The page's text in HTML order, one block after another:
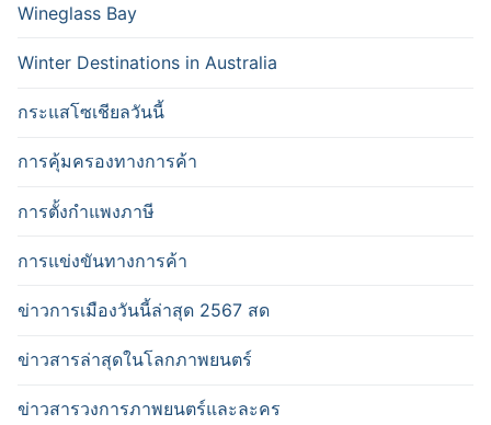
Wineglass Bay
Winter Destinations in Australia
กระแสโซเชียลวันนี้
การคุ้มครองทางการค้า
การตั้งกำแพงภาษี
การแข่งขันทางการค้า
ข่าวการเมืองวันนี้ล่าสุด 2567 สด
ข่าวสารล่าสุดในโลกภาพยนตร์
ข่าวสารวงการภาพยนตร์และละคร